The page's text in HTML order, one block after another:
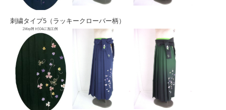
刺繍タイプ5（ラッキークローバー柄）